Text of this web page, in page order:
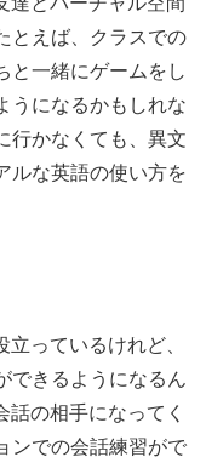
とえば、クラスでの
と一緒にゲームをし
うになるかもしれな
行かなくても、異文
ルな英語の使い方を
っているけれど、
できるようになるん
の相手になってく
ンでの会話練習がで